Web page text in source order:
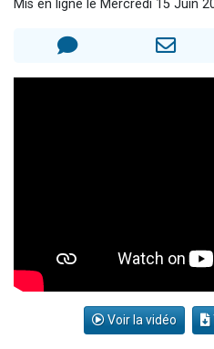
30 personnes
Mis en ligne le Mercredi 15 Juin
Voir la vidéo